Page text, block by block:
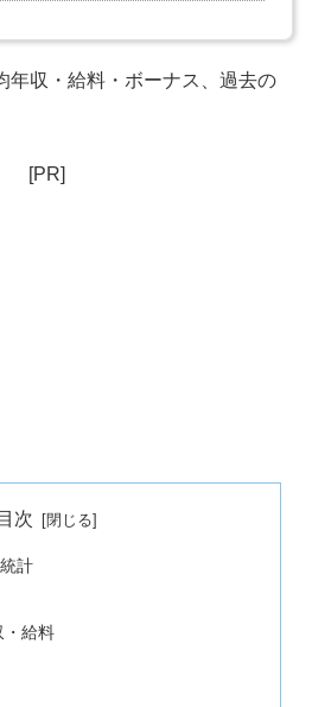
年収・給料・ボーナス、過去の
[PR]
目次
計
・給料